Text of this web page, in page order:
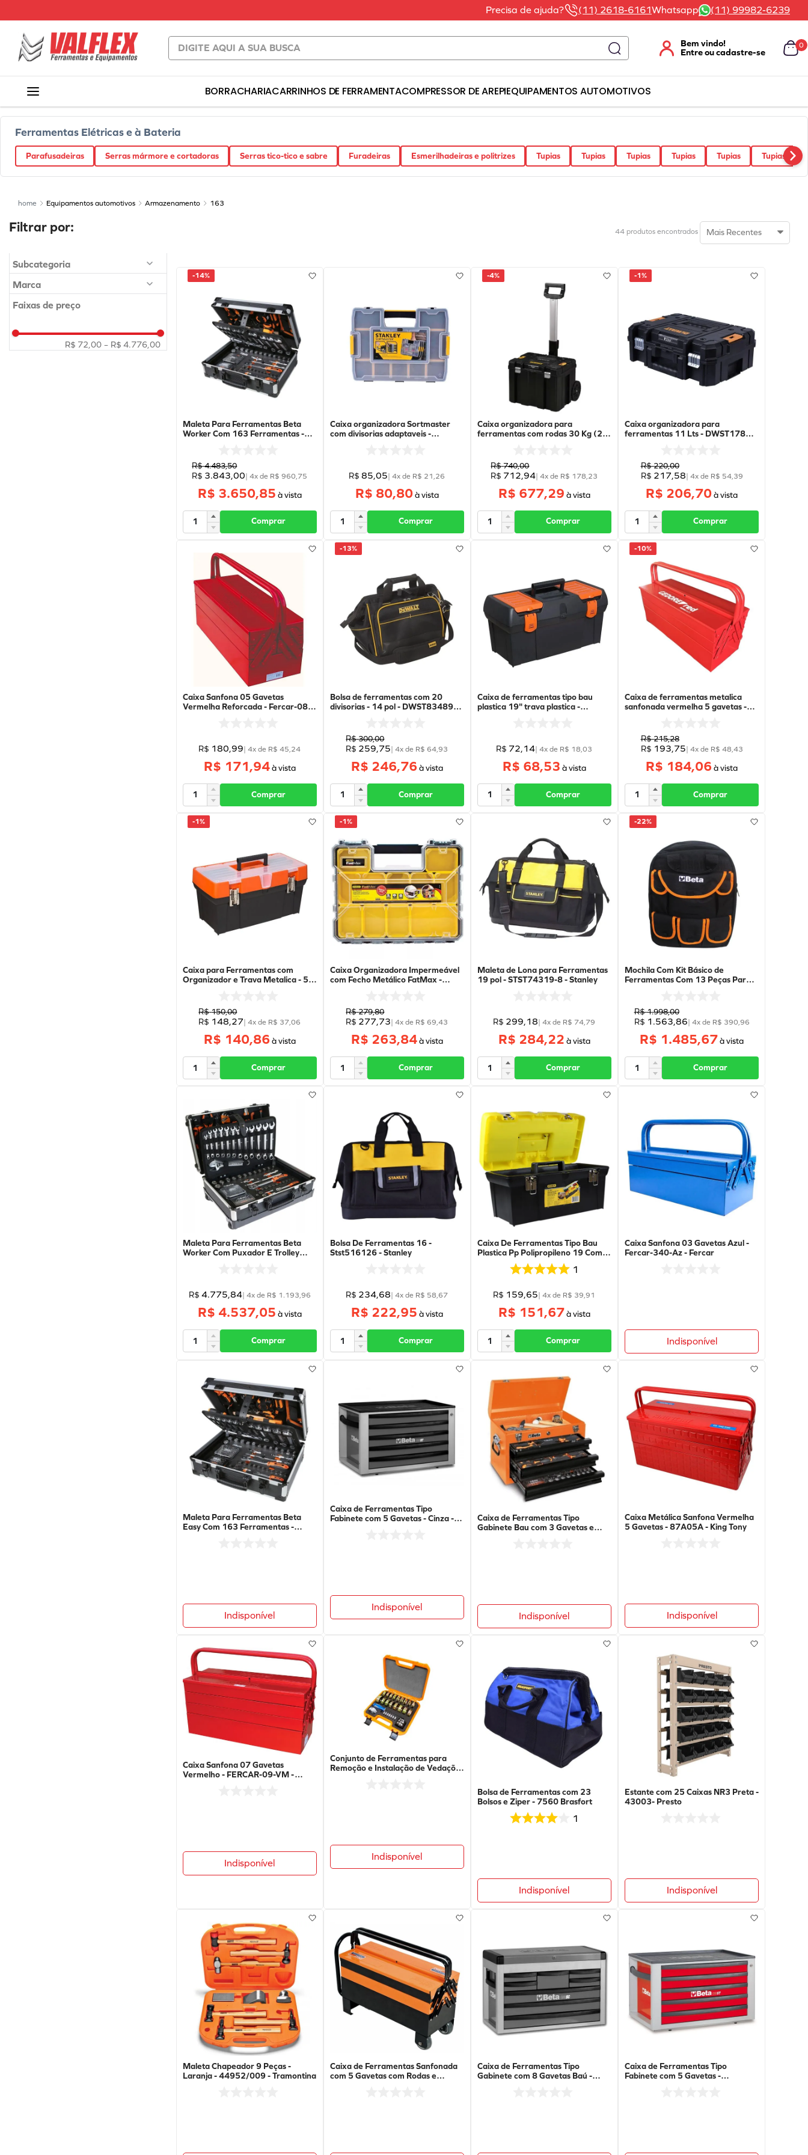
Precisa de ajuda? (11) 2618-6161Whatsapp (11) 99982-6239
Digite aqui a sua busca 0
BORRACHARIACARRINHOS DE FERRAMENTACOMPRESSOR DE AREPIEQUIPAMENTOS AUTOMOTIVOS
Ferramentas Elétricas e à Bateria
Parafusadeiras Serras mármore e cortadoras Serras tico-tico e sabre Furadeiras Esmerilhadeiras e politrizes Tupias Tupias Tupias Tupias Tupias Tupias
Equipamentos automotivos Armazenamento 163
Subcategoria
Caixa de ferramentas
Bolsa
Armario de ferramentas
Marca
BETA
STANLEY
Faixas de preço
R$ 72,00 – R$ 4.776,00
44 produtos Mais Recentes
-14%
Maleta Para Ferramentas Beta
Worker Com 163 Ferramentas -
R$4.483,50
R$ 3.843,00|4x de R$ 960,75
R$ 3.650,85
Comprar
Caixa organizadora Sortmaster
com divisorias adaptaveis -
R$ 85,05|4x de R$ 21 ,26
R$ 80,80
Comprar
-4%
Caixa organizadora para
ferramentas com rodas 30 Kg (28
R$740,00
R$ 712,94|4x de R$ 178,23
R$ 677,29
Comprar
-1%
Caixa organizadora para
ferramentas 11 Lts - DWST17807
R$220,00
R$ 217,58| 4x de R$ 54,39
R$ 206,70
Comprar
Caixa Sanfona 05 Gavetas
Vermelha Reforcada - Fercar-08R-
R$ 180,99 |4x de R$ 45,24
R$ 171,94
Comprar
-13%
Bolsa de ferramentas com 20
divisorias - 14 pol - DWST83489-
R$300,00
R$ 259,75 |4x de R$ 64,93
R$ 246,76
Comprar
Caixa de ferramentas tipo bau
plastica 19" trava plastica -
R$ 72,14 |4x de R$ 18,03
R$ 68,53
Comprar
-10%
Caixa de ferramentas metalica
sanfonada vermelha 5 gavetas -
R$215,28
R$ 193,75 4x de R$ 48,43
R$ 184,06
Comprar
-1%
Caixa para Ferramentas com
Organizador e Trava Metalica - 50
R$150,00
R$ 148,27 |4x de R$ 37,06
R$ 140,86
Comprar
-1%
Caixa Organizadora Impermeável
com Fecho Metálico FatMax -
R$279,80
R$ 277,73 |4x de R$ 69,43
R$ 263,84
Comprar
Maleta de Lona para Ferramentas
19 pol - STST74319-8 - Stanley
R$ 299,18 |4x de R$ 74,79
R$ 284,22
Comprar
-22%
Mochila Com Kit Básico de
Ferramentas Com 13 Peças Para
R$1.998,00
R$ 1 .563,86 4x de R$ 390,96
R$ 1.485,67
Comprar
Maleta Para Ferramentas Beta
Worker Com Puxador E Trolley
R$ 4.775,84| 4x de R$ 1 . 193,96
R$ 4.537,05
Comprar
Bolsa De Ferramentas 16 -
Stst516126 - Stanley
R$ 234,68 |4x de R$ 58,67
R$ 222,95
Comprar
Caixa De Ferramentas Tipo Bau
Plastica Pp Polipropileno 19 Com
Tampa Organizadora - 19-061 -
1
R$ 159,65 |4x de R$ 39,91
R$ 151,67
Comprar
Caixa Sanfona 03 Gavetas Azul -
Fercar-340-Az - Fercar
Indisponível
Maleta Para Ferramentas Beta
Easy Com 163 Ferramentas -
Indisponível
Caixa de Ferramentas Tipo
Fabinete com 5 Gavetas - Cinza -
Indisponível
Caixa de Ferramentas Tipo
Gabinete Bau com 3 Gavetas e
Indisponível
Caixa Metálica Sanfona Vermelha
5 Gavetas - 87A05A - King Tony
Indisponível
Caixa Sanfona 07 Gavetas
Vermelho - FERCAR-09-VM -
Indisponível
Conjunto de Ferramentas para
Remoção e Instalação de Vedações
Indisponível
Bolsa de Ferramentas com 23
Bolsos e Ziper - 7560 Brasfort
1
Indisponível
Estante com 25 Caixas NR3 Preta -
43003- Presto
Indisponível
Maleta Chapeador 9 Peças -
Laranja - 44952/009 - Tramontina
Caixa de Ferramentas Sanfonada
com 5 Gavetas com Rodas e
Caixa de Ferramentas Tipo
Gabinete com 8 Gavetas Baú -
Caixa de Ferramentas Tipo
Fabinete com 5 Gavetas -
1º
carrinho ferramenta
4º
válvula
5º
beta
10